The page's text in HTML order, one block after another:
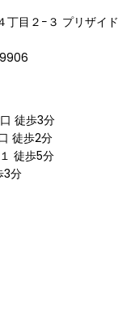
目２−３ プリザイド
徒歩3分
徒歩2分
徒歩5分
3分